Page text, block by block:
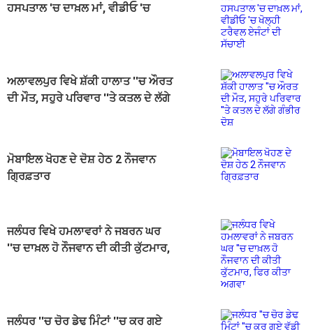
ਹਸਪਤਾਲ 'ਚ ਦਾਖ਼ਲ ਮਾਂ, ਵੀਡੀਓ 'ਚ
ਅਲਾਵਲਪੁਰ ਵਿਖੇ ਸ਼ੱਕੀ ਹਾਲਾਤ ''ਚ ਔਰਤ
ਦੀ ਮੌਤ, ਸਹੁਰੇ ਪਰਿਵਾਰ ''ਤੇ ਕਤਲ ਦੇ ਲੱਗੇ
ਮੋਬਾਇਲ ਖੋਹਣ ਦੇ ਦੋਸ਼ ਹੇਠ 2 ਨੌਜਵਾਨ
ਗ੍ਰਿਫ਼ਤਾਰ
ਜਲੰਧਰ ਵਿਖੇ ਹਮਲਾਵਰਾਂ ਨੇ ਜਬਰਨ ਘਰ
''ਚ ਦਾਖ਼ਲ ਹੋ ਨੌਜਵਾਨ ਦੀ ਕੀਤੀ ਕੁੱਟਮਾਰ,
ਜਲੰਧਰ ''ਚ ਚੋਰ ਡੇਢ ਮਿੰਟਾਂ ''ਚ ਕਰ ਗਏ